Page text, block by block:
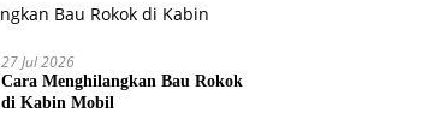
27 Jul 2026
Cara Menghilangkan Bau Rokok
di Kabin Mobil